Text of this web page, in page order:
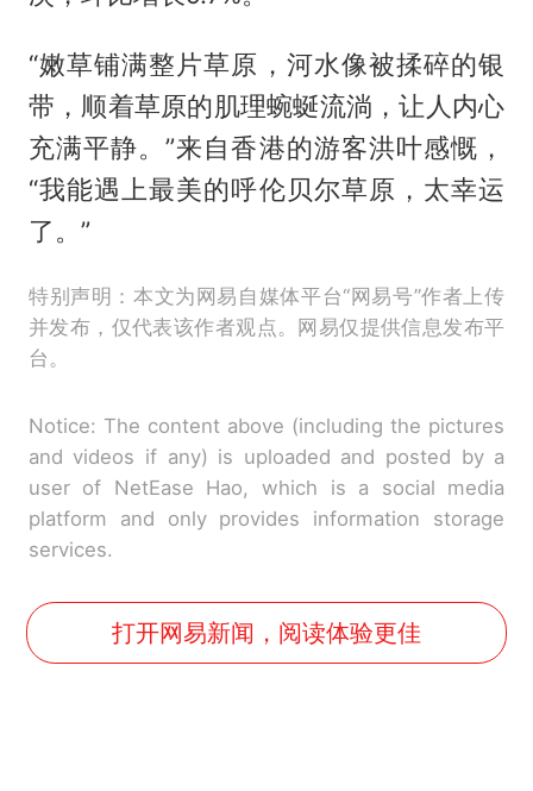
“嫩草铺满整片草原，河水像被揉碎的银
带，顺着草原的肌理蜿蜒流淌，让人内心
充满平静。”来自香港的游客洪叶感慨，
“我能遇上最美的呼伦贝尔草原，太幸运
了。”
特别声明：本文为网易自媒体平台“网易号”作者上传
并发布，仅代表该作者观点。网易仅提供信息发布平
台。
Notice: The content above (including the pictures
and videos if any) is uploaded and posted by a
user of NetEase Hao, which is a social media
platform and only provides information storage
services.
打开网易新闻，阅读体验更佳